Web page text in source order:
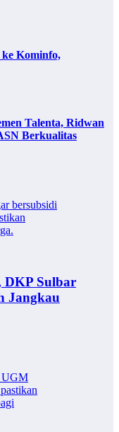
Kominfo,
Talenta, Ridwan
Berkualitas
bersubsidi
DKP Sulbar
Jangkau
UGM